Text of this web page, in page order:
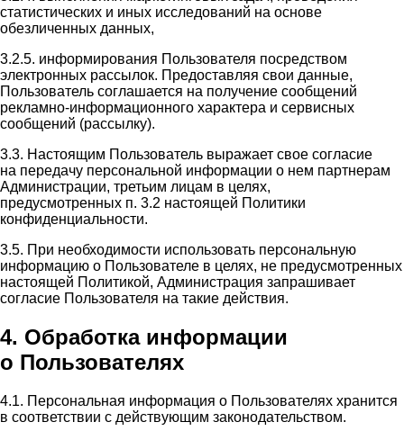
статистических и иных исследований на основе
обезличенных данных,
3.2.5. информирования Пользователя посредством
электронных рассылок. Предоставляя свои данные,
Пользователь соглашается на получение сообщений
рекламно-информационного характера и сервисных
сообщений (рассылку).
3.3. Настоящим Пользователь выражает свое согласие
на передачу персональной информации о нем партнерам
Администрации, третьим лицам в целях,
предусмотренных п. 3.2 настоящей Политики
конфиденциальности.
3.5. При необходимости использовать персональную
информацию о Пользователе в целях, не предусмотренных
настоящей Политикой, Администрация запрашивает
согласие Пользователя на такие действия.
4. Обработка информации
о Пользователях
4.1. Персональная информация о Пользователях хранится
в соответствии с действующим законодательством.